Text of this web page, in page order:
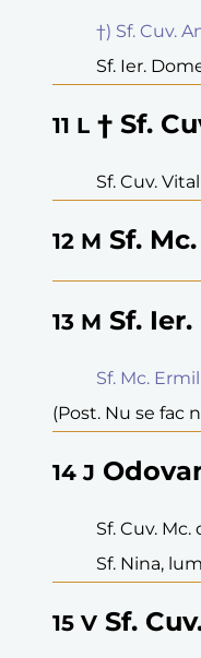
†) Sf. Cuv.
Sf. Ier.
11 L † Sf.
Sf. Cuv.
12 M Sf.
13 M Sf.
Sf. Mc.
(Post. Nu se fac
14 J
Sf. Cuv.
Sf. Nina,
15 V Sf.